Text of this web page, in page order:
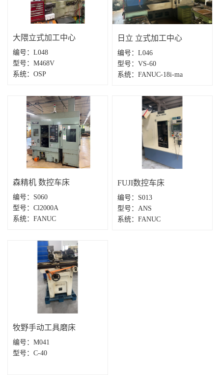
大隈立式加工中心
编号：L048
型号：M468V
系统：OSP
日立 立式加工中心
编号：L046
型号：VS-60
系统：FANUC-18i-ma
森精机 数控车床
编号：S060
型号：Cl2000A
系统：FANUC
FUJI数控车床
编号：S013
型号：ANS
系统：FANUC
牧野手动工具磨床
编号：M041
型号：C-40